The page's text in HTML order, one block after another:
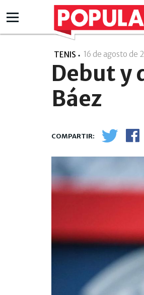
TENIS 16 de agosto de
Debut y
Báez